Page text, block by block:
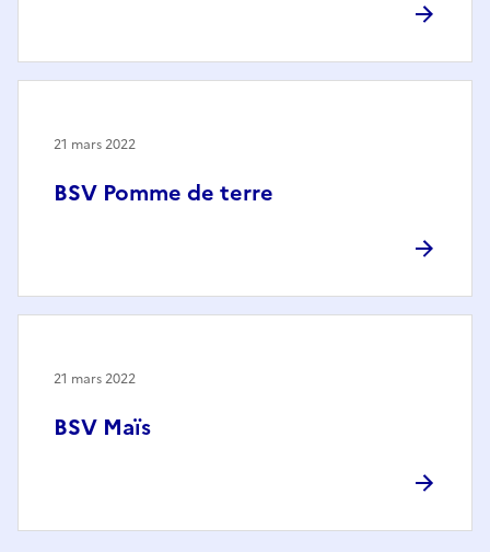
BSV Pomme de terre
21 mars 2022
BSV Maïs
21 mars 2022